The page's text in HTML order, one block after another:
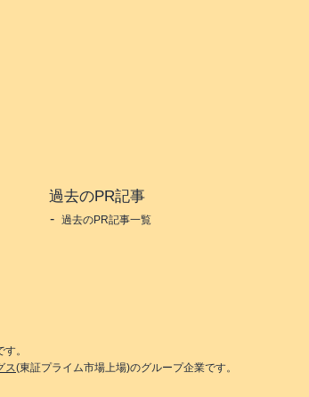
過去のPR記事
過去のPR記事一覧
。
ス(東証プライム市場上場)のグループ企業です。